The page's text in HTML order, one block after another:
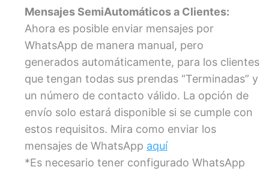
Mensajes SemiAutomáticos a Clientes:
Ahora es posible enviar mensajes por
WhatsApp de manera manual, pero
generados automáticamente, para los clientes
que tengan todas sus prendas “Terminadas” y
un número de contacto válido. La opción de
envío solo estará disponible si se cumple con
estos requisitos. Mira como enviar los
mensajes de WhatsApp aquí
*Es necesario tener configurado WhatsApp